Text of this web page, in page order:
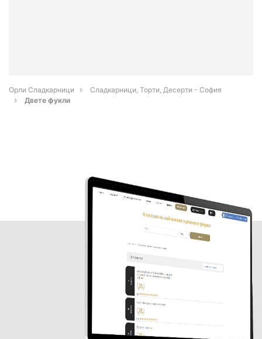
Орли Сладкарници
Сладкарници, Торти, Десерти - София
Двете фукли